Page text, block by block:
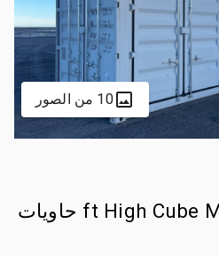
10 من الصور
2025 40 ft High Cube Multi-Door حاويات